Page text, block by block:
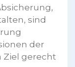
sind
der
Ziel gerecht